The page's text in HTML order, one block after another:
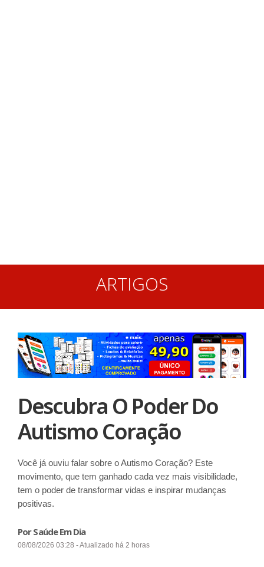
ARTIGOS
Descubra O Poder Do
Autismo Coração
Você já ouviu falar sobre o Autismo Coração? Este
movimento, que tem ganhado cada vez mais visibilidade,
tem o poder de transformar vidas e inspirar mudanças
positivas.
Por Saúde Em Dia
08/08/2026 03:28 - Atualizado há 2 horas